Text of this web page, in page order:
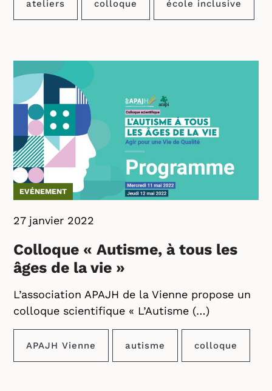
ateliers colloque école inclusive
EVÉNEMENT
27 janvier 2022
Colloque « Autisme, à tous les
âges de la vie »
L’association APAJH de la Vienne propose un
colloque scientifique « L’Autisme (…)
APAJH Vienne autisme colloque